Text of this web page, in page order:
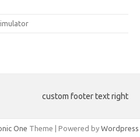
custom footer text right
One Theme | Powered by Wordpress